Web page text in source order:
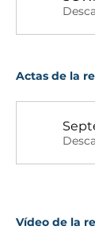
Actas de la
Vídeo de la